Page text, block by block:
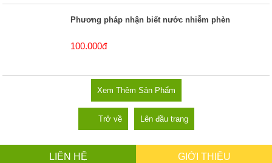
Phương pháp nhận biết nước nhiễm phèn
100.000đ
Xem Thêm Sản Phẩm
Trở về Lên đầu trang
LIÊN HỆ GIỚI THIỆU